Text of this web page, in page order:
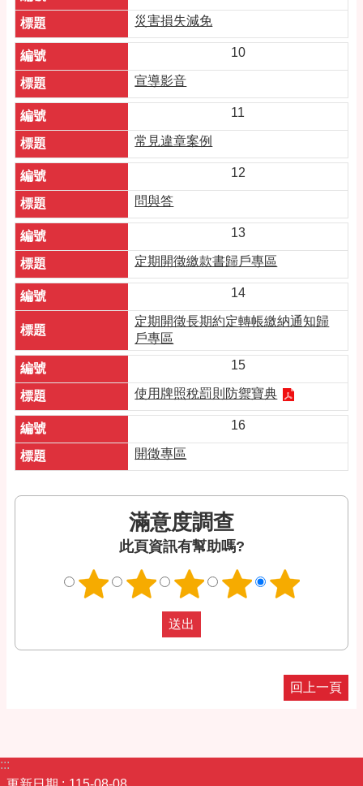
災害損失減免
10
宣導影音
11
常見違章案例
12
問與答
13
定期開徵繳款書歸戶專區
14
定期開徵長期約定轉帳繳納通知歸
戶專區
15
使用牌照稅罰則防禦寶典
16
開徵專區
滿意度調查
此頁資訊有幫助嗎?
回上一頁
:::